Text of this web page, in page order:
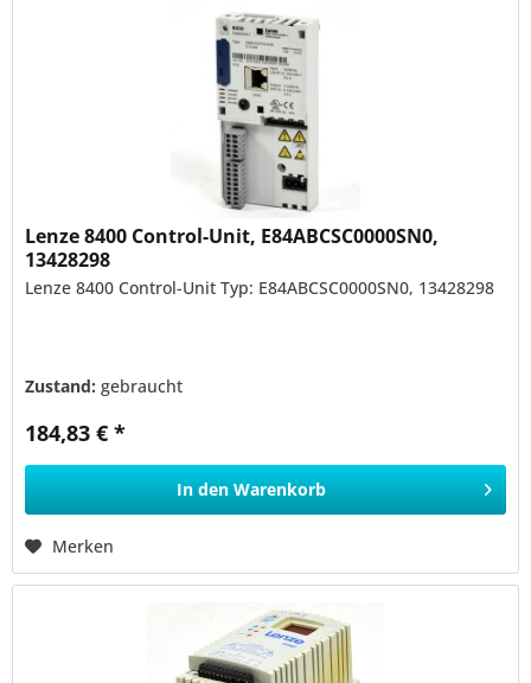
Lenze 8400 Control-Unit, E84ABCSC0000SN0,
13428298
Lenze 8400 Control-Unit Typ: E84ABCSC0000SN0, 13428298
Zustand:gebraucht
184,83 € *
In den Warenkorb
Merken